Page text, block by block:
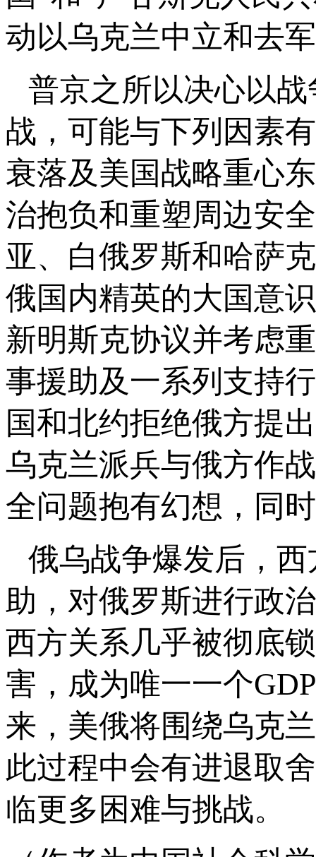
动以乌克兰中立和去
普京之所以决心以
战，可能与下列因素
衰落及美国战略重心
治抱负和重塑周边安
亚、白俄罗斯和哈萨
俄国内精英的大国意
新明斯克协议并考虑
事援助及一系列支持
国和北约拒绝俄方提
乌克兰派兵与俄方作
全问题抱有幻想，同
俄乌战争爆发后，
助，对俄罗斯进行政
西方关系几乎被彻底
害，成为唯一一个
来，美俄将围绕乌克
此过程中会有进退取
临更多困难与挑战。